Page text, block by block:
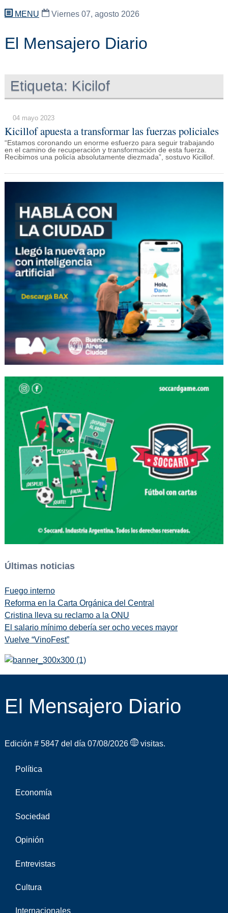
MENU Viernes 07, agosto 2026
El Mensajero Diario
Etiqueta: Kicilof
04 mayo 2023
Kicillof apuesta a transformar las fuerzas policiales
“Estamos coronando un enorme esfuerzo para seguir trabajando
en el camino de recuperación y transformación de esta fuerza.
Recibimos una policía absolutamente diezmada”, sostuvo Kicillof.
Últimas noticias
Fuego interno
Reforma en la Carta Orgánica del Central
Cristina lleva su reclamo a la ONU
El salario mínimo debería ser ocho veces mayor
Vuelve “VinoFest”
El Mensajero Diario
Edición # 5847 del día 07/08/2026 visitas.
Política
Economía
Sociedad
Opinión
Entrevistas
Cultura
Internacionales